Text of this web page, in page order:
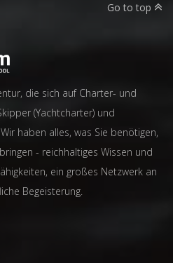
Go to top
die sich auf Charter- und
(Yachtcharter) und
haben alles, was Sie benötigen,
- reichhaltiges Wissen und
ein großes Netzwerk an
Begeisterung.